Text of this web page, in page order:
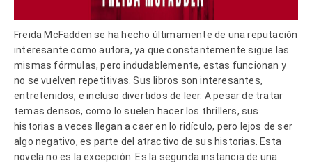
Freida McFadden se ha hecho últimamente de una reputación
interesante como autora, ya que constantemente sigue las
mismas fórmulas, pero indudablemente, estas funcionan y
no se vuelven repetitivas. Sus libros son interesantes,
entretenidos, e incluso divertidos de leer. A pesar de tratar
temas densos, como lo suelen hacer los thrillers, sus
historias a veces llegan a caer en lo ridículo, pero lejos de ser
algo negativo, es parte del atractivo de sus historias. Esta
novela no es la excepción. Es la segunda instancia de una